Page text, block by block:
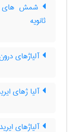
شمش های
ثانویه
آلیاژهای
آلیا ژهای
آلیاژهای